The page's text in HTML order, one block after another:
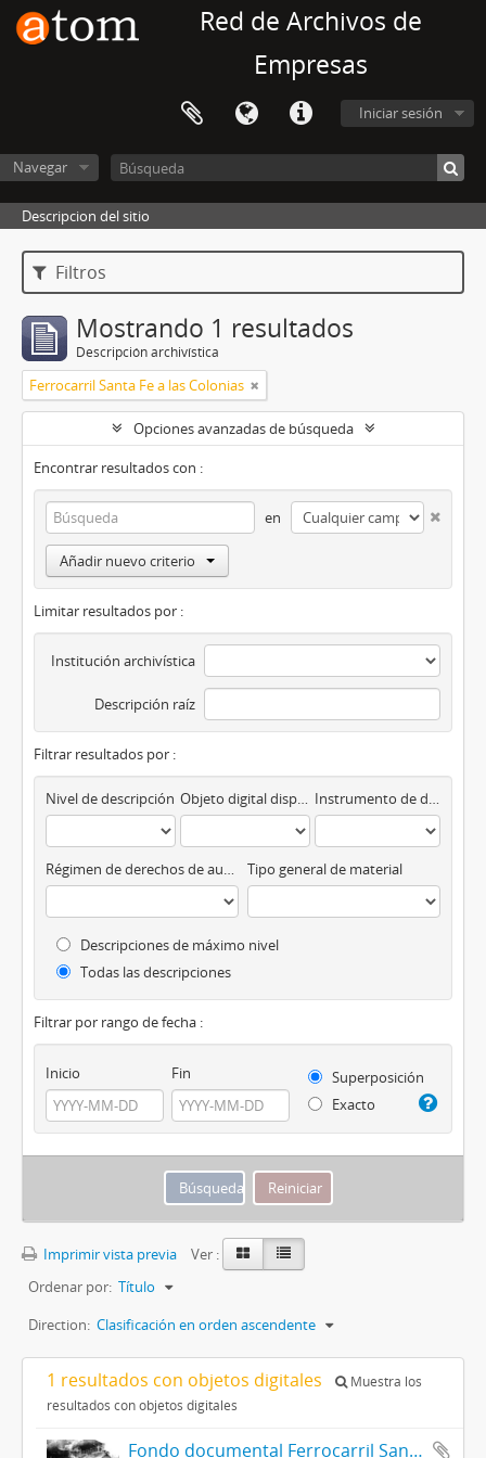
Red de Archivos de
Empresas
Iniciar sesión
Navegar
Descripcion del sitio
Filtros
Mostrando 1 resultados
Descripción archivística
Ferrocarril Santa Fe a las Colonias
Opciones avanzadas de búsqueda
Encontrar resultados con :
en
Añadir nuevo criterio
Limitar resultados por :
Institución archivística
Descripción raíz
Filtrar resultados por :
Nivel de descripción Objeto digital disponibles Instrumento de descripción
Régimen de derechos de autor Tipo general de material
Descripciones de máximo nivel
Todas las descripciones
Filtrar por rango de fecha :
Inicio Fin
Superposición
Exacto
Imprimir vista previa
Ver :
Ordenar por: Título
Direction: Clasificación en orden ascendente
1 resultados con objetos digitales
Muestra los
resultados con objetos digitales
Fondo documental Ferrocarril Santa Fe a las Colonias